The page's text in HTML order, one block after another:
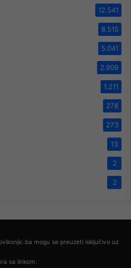
12.541
8.515
5.041
2.909
1.211
278
273
13
2
2
mogu se preuzeti isključivo uz
sa linkom.